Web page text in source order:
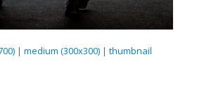
| medium (300x300)| thumbnail